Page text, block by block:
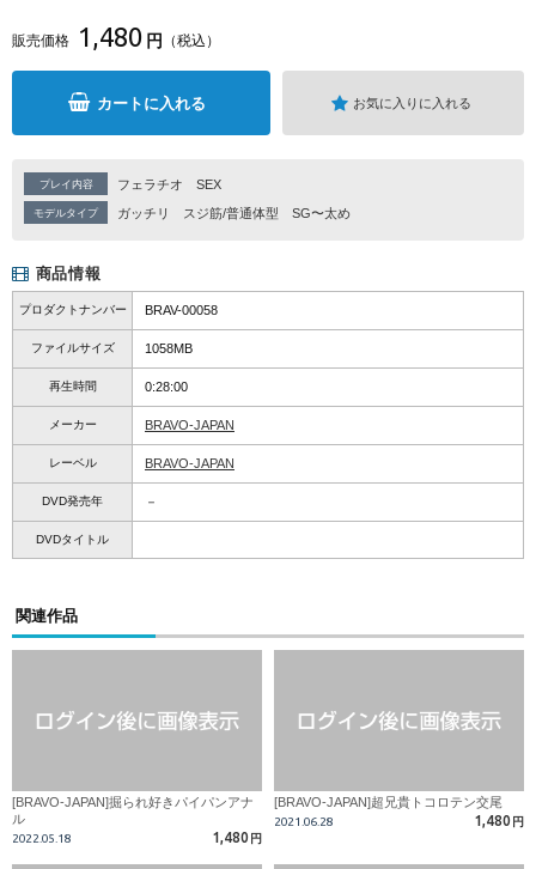
販売価格 1,480 円 （税込）
カートに入れる お気に入りに入れる
プレイ内容 フェラチオ SEX
モデルタイプ ガッチリ スジ筋/普通体型 SG〜太め
商品情報
プロダクトナンバー BRAV-00058
ファイルサイズ 1058MB
再生時間 0:28:00
メーカー BRAVO-JAPAN
レーベル BRAVO-JAPAN
DVD発売年 －
DVDタイトル
関連作品
[BRAVO-JAPAN]掘られ好きパイパンアナ
ル
2022.05.18 1,480 円
[BRAVO-JAPAN]超兄貴トコロテン交尾
2021.06.28 1,480 円